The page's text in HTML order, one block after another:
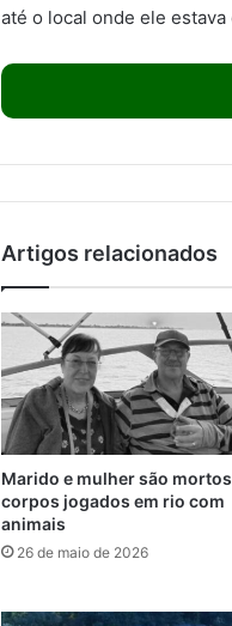
até o local onde ele
Artigos relacionados
Marido e mulher são
corpos jogados em rio com
animais
26 de maio de 2026